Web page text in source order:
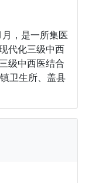
，是一所集医
代化三级中西
级中西医结合
卫生所、盖县